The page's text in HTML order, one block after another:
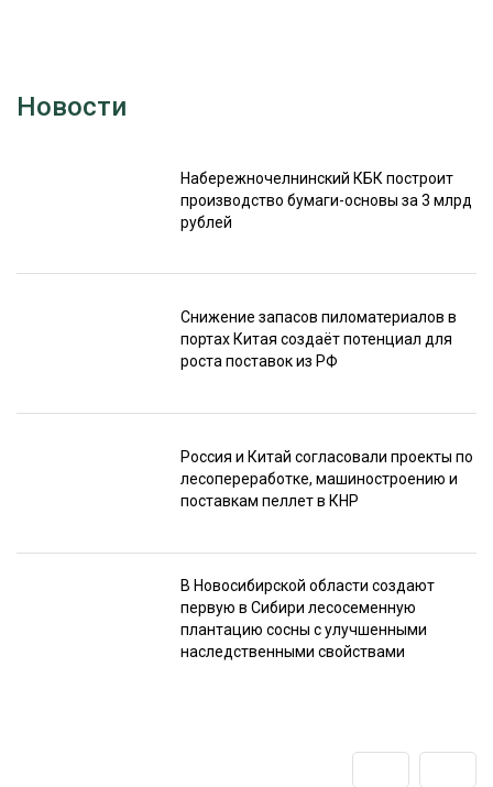
Новости
Набережночелнинский КБК построит
производство бумаги-основы за 3 млрд
рублей
Снижение запасов пиломатериалов в
портах Китая создаёт потенциал для
роста поставок из РФ
Россия и Китай согласовали проекты по
лесопереработке, машиностроению и
поставкам пеллет в КНР
В Новосибирской области создают
первую в Сибири лесосеменную
плантацию сосны с улучшенными
наследственными свойствами